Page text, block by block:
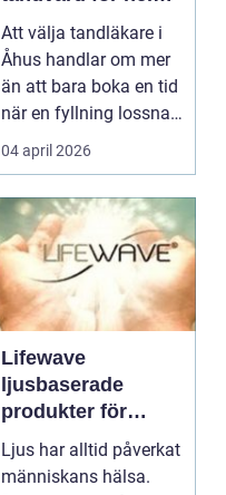
familjen
Att välja tandläkare i
Åhus handlar om mer
än att bara boka en tid
när en fyllning lossnar
eller en ...
04 april 2026
Lifewave
ljusbaserade
produkter för
hälsa och
välbefinnande
Ljus har alltid påverkat
människans hälsa.